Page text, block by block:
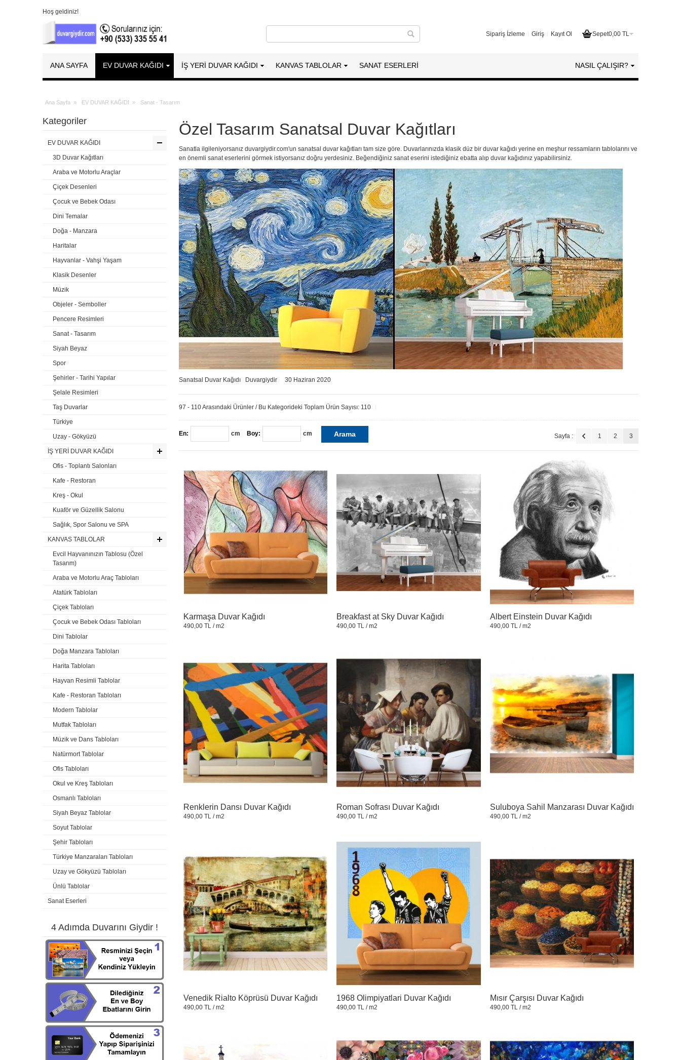
Hoş geldiniz!
Sepet0,00 TL
Sipariş İzleme Giriş Kayıt Ol
ANA SAYFA EV DUVAR KAĞIDI İŞ YERİ DUVAR KAĞIDI KANVAS TABLOLAR SANAT ESERLERI NASIL ÇALIŞIR?
Ana Sayfa » EV DUVAR KAĞIDI » Sanat - Tasarım
Özel Tasarım Sanatsal Duvar Kağıtları
Sanatla ilgileniyorsanız duvargiydir.com'unsanatsal duvar kağıtları tam size göre. Duvarlarınızda klasik düz bir duvar kağıdı yerine en meşhur ressamlarıntablo larını ve
en önemli sanat eserlerini görmek istiyorsanız doğru yerdesiniz. Beğendiğiniz sanat eserini istediğiniz ebatta alıp duvar kağıdınız yapabilirsiniz.
Sanatsal Duvar Kağıdı Duvargiydir 30 Haziran 2020
97 - 110 Arasındaki Ürünler / Bu Kategorideki Toplam Ürün Sayısı: 110
Sayfa : 1 2 3
En: cm Boy: cm Arama
Karmaşa Duvar Kağıdı
490,00 TL / m2
Breakfast at Sky Duvar Kağıdı
490,00 TL / m2
Albert Einstein Duvar Kağıdı
490,00 TL/ m2
Renklerin Dansı Duvar Kağıdı
490,00 TL / m2
Roman Sofrası Duvar Kağıdı
490,00 TL / m2
Suluboya Sahil Manzarası Duvar Kağıdı
490,00 TL/ m2
Venedik Rialto Köprüsü Duvar Kağıdı
490,00 TL / m2
1968 Olimpiyatlari Duvar Kağıdı
490,00 TL / m2
Mısır Çarşısı Duvar Kağıdı
490,00 TL / m2
Kategoriler
EV DUVAR KAĞIDI
3D Duvar Kağıtları
Araba ve Motorlu Araçlar
Çiçek Desenleri
Çocuk ve Bebek Odası
Dini Temalar
Doğa - Manzara
Haritalar
Hayvanlar - Vahşi Yaşam
Klasik Desenler
Müzik
Objeler - Semboller
Pencere Resimleri
Sanat - Tasarım
Siyah Beyaz
Spor
Şehirler - Tarihi Yapılar
Şelale Resimleri
Taş Duvarlar
Türkiye
Uzay - Gökyüzü
İŞ YERİ DUVAR KAĞIDI
Ofis - Toplantı Salonları
Kafe - Restoran
Kreş - Okul
Kuaför ve Güzellik Salonu
Sağlık, Spor Salonu ve SPA
KANVAS TABLOLAR
Evcil Hayvanınızın Tablosu (Özel
Tasarım)
Araba ve Motorlu Araç Tabloları
Atatürk Tabloları
Çiçek Tabloları
Çocuk ve Bebek Odası Tabloları
Dini Tablolar
Doğa Manzara Tabloları
Harita Tabloları
Hayvan Resimli Tablolar
Kafe - Restoran Tabloları
Modern Tablolar
Mutfak Tabloları
Müzik ve Dans Tabloları
Natürmort Tablolar
Ofis Tabloları
Okul ve Kreş Tabloları
Osmanlı Tabloları
Siyah Beyaz Tablolar
Soyut Tablolar
Şehir Tabloları
Türkiye Manzaraları Tabloları
Uzay ve Gökyüzü Tabloları
Ünlü Tablolar
Sanat Eserleri
4 Adımda Duvarını Giydir !